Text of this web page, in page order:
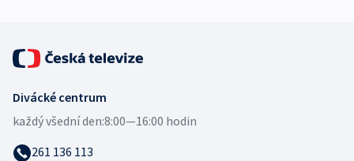
Divácké centrum
každý všední den:8:00—16:00 hodin
261 136 113